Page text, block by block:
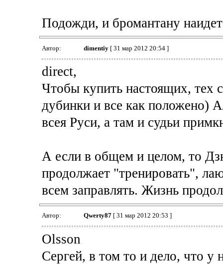
Подожди, и бромантану
Автор: dimentiy[ 31 мар 2012 20:54 ]
direct,
Чтобы купить настоящих,
дубинки и все как положено)
всея Руси, а там и судьи
А если в общем и целом, то
продолжает "тренировать",
всем заправлять. Жизнь
Автор: Qwerty87[ 31 мар 2012 20:53 ]
Olsson
Сергей, в том то и дело, что у